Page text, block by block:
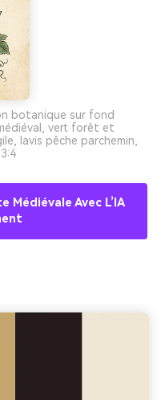
botanique sur fond
vert forêt et
lavis pêche parchemin,
Médiévale Avec L’IA